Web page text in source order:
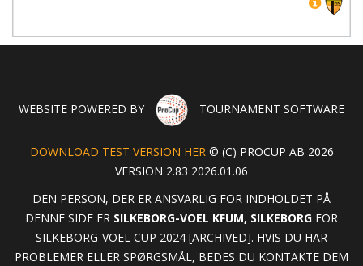
WEBSITE POWERED BY TOURNAMENT SOFTWARE
DOWNLOAD TEST VERSION HER © (C) PROCUP AB 2026
VERSION 2.83 2026.01.06
DEN PERSON, DER ER ANSVARLIG FOR INDHOLDET PÅ
DENNE SIDE ER SILKEBORG-VOEL KFUM, SILKEBORG FOR
SILKEBORG-VOEL CUP 2024 [ARCHIVED]. HVIS DU HAR
PROBLEMER ELLER SPØRGSMÅL, BEDES DU KONTAKTE DEM